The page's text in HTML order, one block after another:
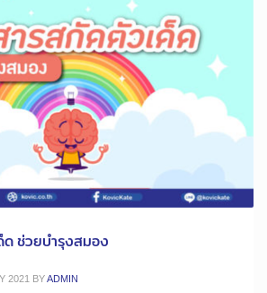
ช่วยบำรุงสมอง
2021 BYADMIN